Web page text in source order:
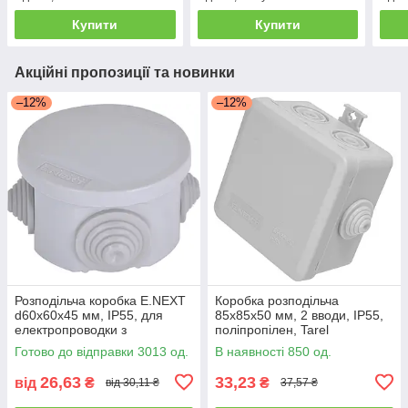
Купити Купити
Акційні пропозиції та новинки
–12%
Розподільча коробка E.NEXT
d60х60х45 мм, IP55, для
електропроводки з
кріпленням
Готово до відправки 3013 од.
від 26,63 ₴ від 30,11 ₴
–12%
Коробка розподільча
85x85x50 мм, 2 вводи, IP55,
поліпропілен, Tarel
В наявності 850 од.
33,23 ₴ 37,57 ₴